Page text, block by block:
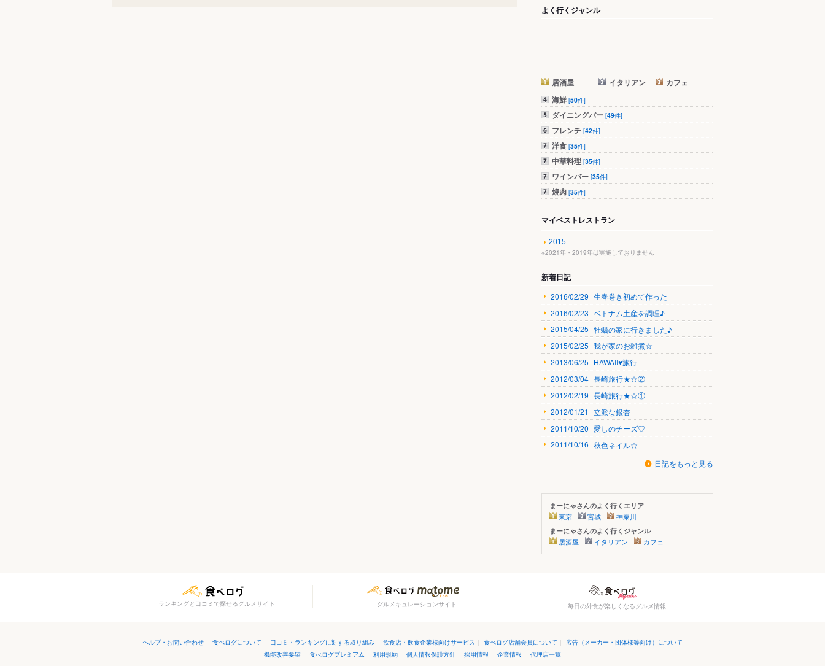
よく行くジャンル
居酒屋 イタリアン
カフェ
海鮮 [50件]
ダイニングバー [49件]
フレンチ [42件]
洋食 [35件]
中華料理 [35件]
ワインバー [35件]
焼肉 [35件]
マイベストレストラン
2015
※2021年・2019年は実施しておりません
新着日記
2016/02/29 生春巻き初めて作った
2016/02/23 ベトナム土産を調理♪
2015/04/25 牡蠣の家に行きました♪
2015/02/25 我が家のお雑煮☆
2013/06/25 HAWAII♥旅行
2012/03/04 長崎旅行★☆②
2012/02/19 長崎旅行★☆①
2012/01/21 立派な銀杏
2011/10/20 愛しのチーズ♡
2011/10/16 秋色ネイル☆
日記をもっと見る
まーにゃさんのよく行くエリア
東京 宮城 神奈川
まーにゃさんのよく行くジャンル
居酒屋 イタリアン カフェ
ランキングと口コミで探せるグルメサイト グルメキュレーションサイト 毎日の外食が楽しくなるグルメ情報
ヘルプ・お問い合わせ | 食べログについて | 口コミ・ランキングに対する取り組み | 飲食店・飲食企業様向けサービス | 食べログ店舗会員について | 広告（メーカー・団体様等向け）について
機能改善要望 | 食べログプレミアム | 利用規約 | 個人情報保護方針 | 採用情報 | 企業情報 | 代理店一覧